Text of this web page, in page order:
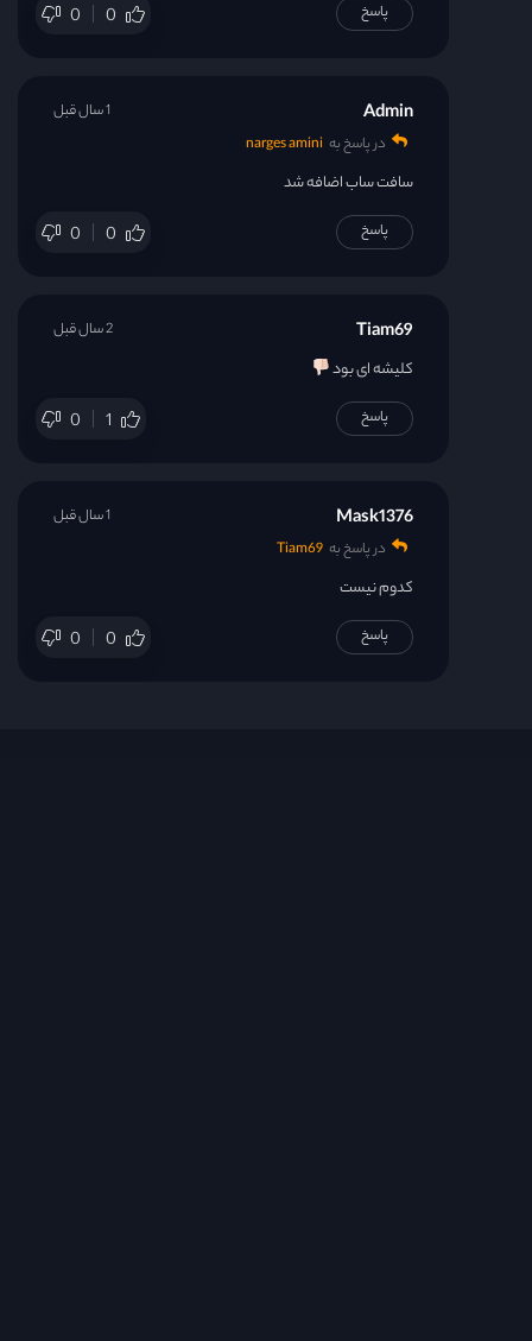
0 0 پاسخ
Admin
در پاسخ به narges amini
سافت ساب اضافه شد
0 0
1 سال قبل
پاسخ
Tiam69
کلیشه ای بود
0 1
2 سال قبل
پاسخ
Mask1376
در پاسخ به Tiam69
کدوم نیست
0 0
1 سال قبل
پاسخ